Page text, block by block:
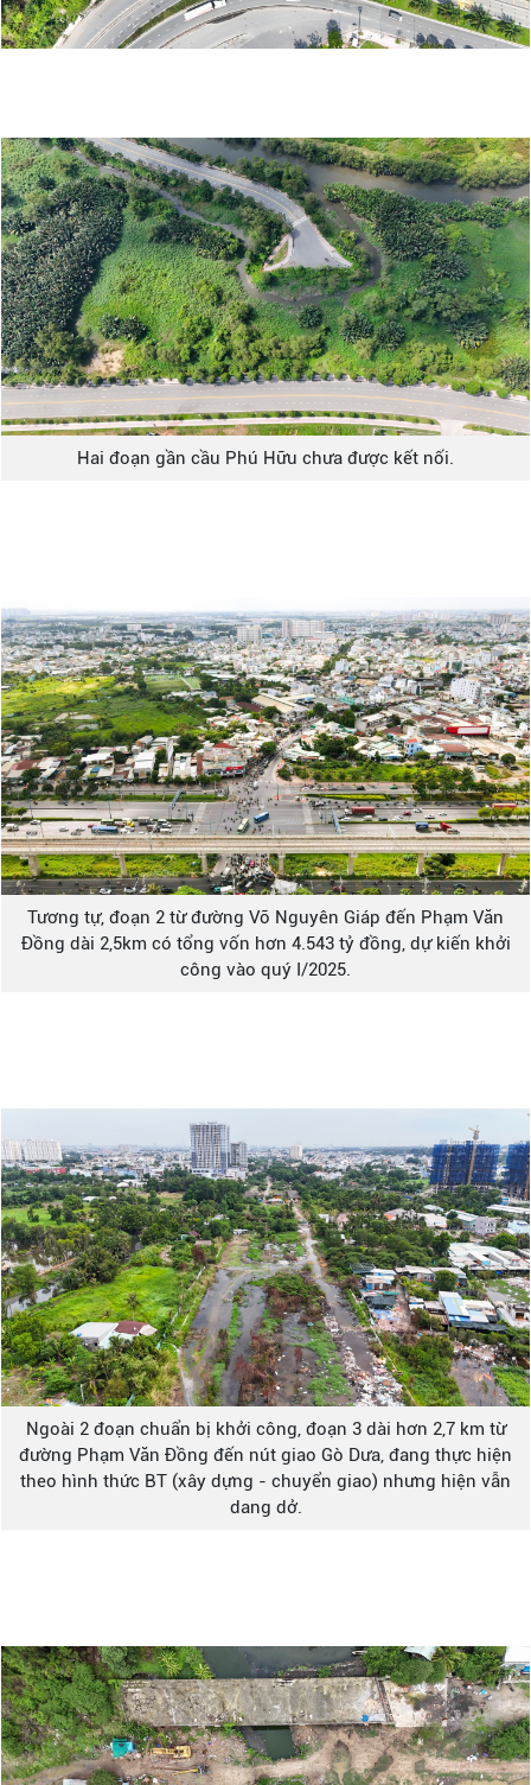
Hai đoạn gần cầu Phú Hữu chưa được kết nối.
Tương tự, đoạn 2 từ đường Võ Nguyên Giáp đến Phạm Văn
Đồng dài 2,5km có tổng vốn hơn 4.543 tỷ đồng, dự kiến khởi
công vào quý I/2025.
Ngoài 2 đoạn chuẩn bị khởi công, đoạn 3 dài hơn 2,7 km từ
đường Phạm Văn Đồng đến nút giao Gò Dưa, đang thực hiện
theo hình thức BT (xây dựng - chuyển giao) nhưng hiện vẫn
dang dở.